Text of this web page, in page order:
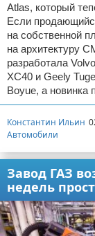
Atlas, который
Если
на собственной
на архитектуру
разработала
XC40 и Geely
Boyue, а
Константин Ильин
Автомобили
Завод ГАЗ
недель